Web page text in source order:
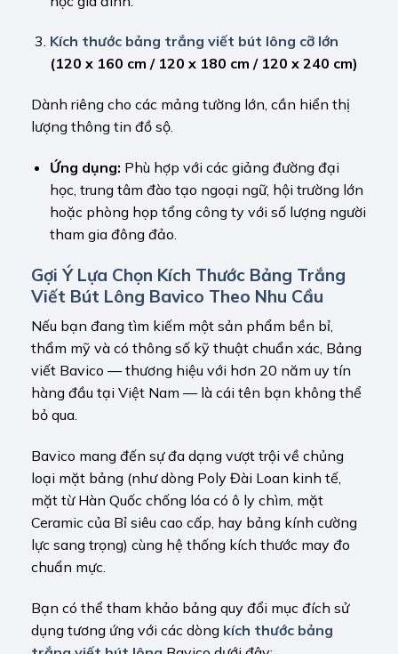
Kích thước bảng trắng viết bút lông cỡ lớn
(120 x 160 cm / 120 x 180 cm / 120 x 240 cm)
Dành riêng cho các mảng tường lớn, cần hiển thị
lượng thông tin đồ sộ.
Ứng dụng: Phù hợp với các giảng đường đại
học, trung tâm đào tạo ngoại ngữ, hội trường lớn
hoặc phòng họp tổng công ty với số lượng người
tham gia đông đảo.
Gợi Ý Lựa Chọn Kích Thước Bảng Trắng
Viết Bút Lông Bavico Theo Nhu Cầu
Nếu bạn đang tìm kiếm một sản phẩm bền bỉ,
thẩm mỹ và có thông số kỹ thuật chuẩn xác, Bảng
viết Bavico — thương hiệu với hơn 20 năm uy tín
hàng đầu tại Việt Nam — là cái tên bạn không thể
bỏ qua.
Bavico mang đến sự đa dạng vượt trội về chủng
loại mặt bảng (như dòng Poly Đài Loan kinh tế,
mặt từ Hàn Quốc chống lóa có ô ly chìm, mặt
Ceramic của Bỉ siêu cao cấp, hay bảng kính cường
lực sang trọng) cùng hệ thống kích thước may đo
chuẩn mực.
Bạn có thể tham khảo bảng quy đổi mục đích sử
dụng tương ứng với các dòng kích thước bảng